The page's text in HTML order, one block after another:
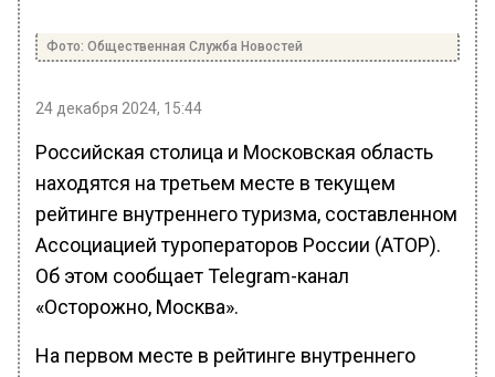
Фото: Общественная Служба Новостей
24 декабря 2024, 15:44
Российская столица и Московская область
находятся на третьем месте в текущем
рейтинге внутреннего туризма, составленном
Ассоциацией туроператоров России (АТОР).
Об этом сообщает Telegram-канал
«Осторожно, Москва».
На первом месте в рейтинге внутреннего